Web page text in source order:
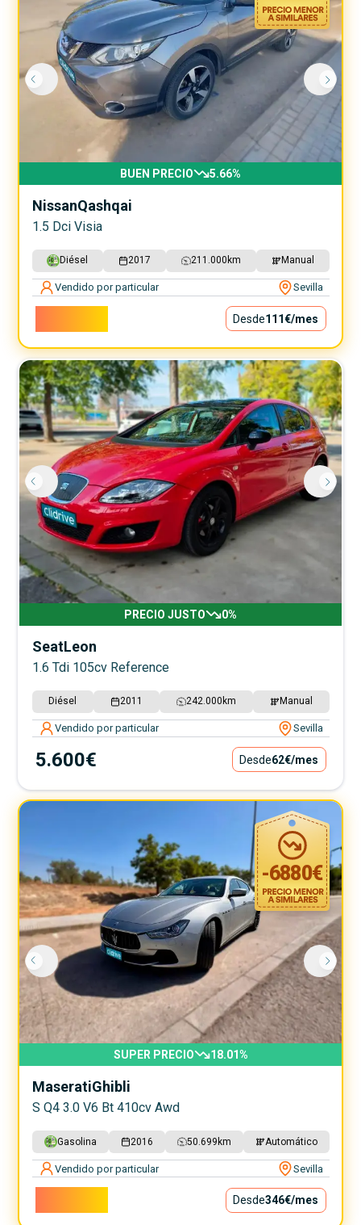
BUEN PRECIO 5.66%
NissanQashqai
1.5 Dci Visia
Diésel 2017 211.000 km Manual
Vendido por particular Sevilla
Desde111€/mes
PRECIO JUSTO 0%
SeatLeon
1.6 Tdi 105cv Reference
Diésel 2011 242.000 km Manual
Vendido por particular Sevilla
5.600€ Desde62€/mes
-6880€
SUPER PRECIO 18.01%
MaseratiGhibli
S Q4 3.0 V6 Bt 410cv Awd
Gasolina 2016 50.699 km Automático
Vendido por particular Sevilla
Desde346€/mes